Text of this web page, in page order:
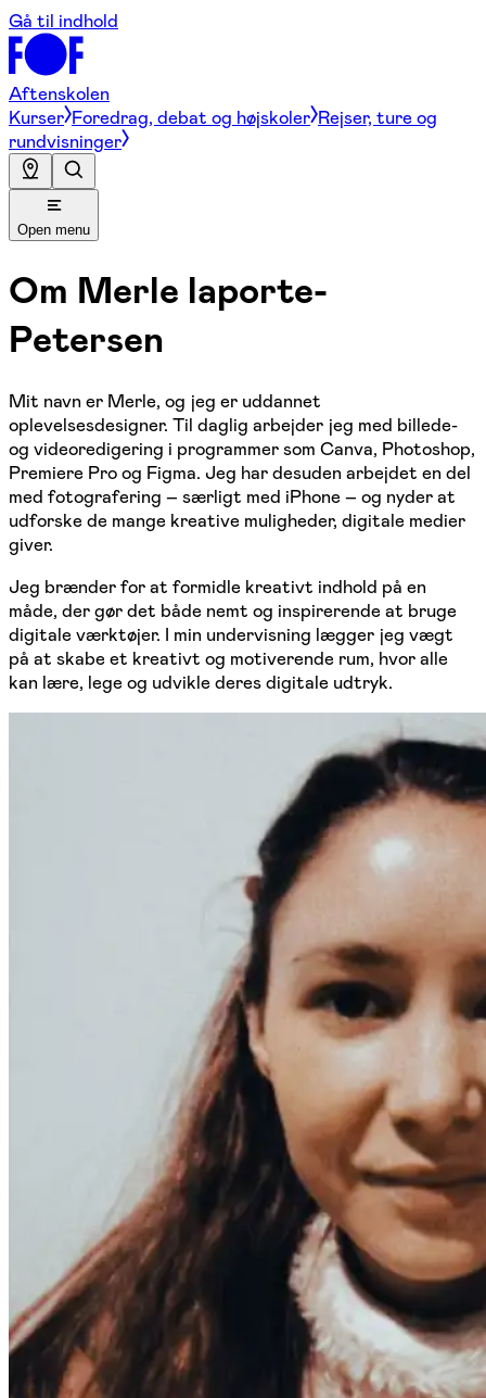
Gå til indhold
Aftenskolen
Kurser Foredrag, debat og højskoler Rejser, ture og
rundvisninger
Open menu
Om Merle laporte-
Petersen
Mit navn er Merle, og jeg er uddannet
oplevelsesdesigner. Til daglig arbejder jeg med billede-
og videoredigering i programmer som Canva, Photoshop,
Premiere Pro og Figma. Jeg har desuden arbejdet en del
med fotografering – særligt med iPhone – og nyder at
udforske de mange kreative muligheder, digitale medier
giver.
Jeg brænder for at formidle kreativt indhold på en
måde, der gør det både nemt og inspirerende at bruge
digitale værktøjer. I min undervisning lægger jeg vægt
på at skabe et kreativt og motiverende rum, hvor alle
kan lære, lege og udvikle deres digitale udtryk.